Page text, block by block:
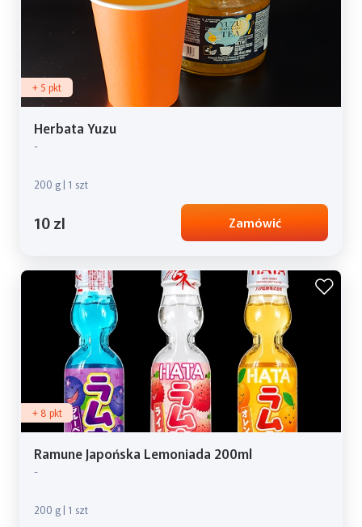
+ 5 pkt
Herbata Yuzu
-
200 g | 1 szt
10 zl Zamówić
+ 8 pkt
Ramune Japońska Lemoniada 200ml
-
200 g | 1 szt